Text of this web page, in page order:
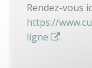
Rendez-vous
https://
ligne
.